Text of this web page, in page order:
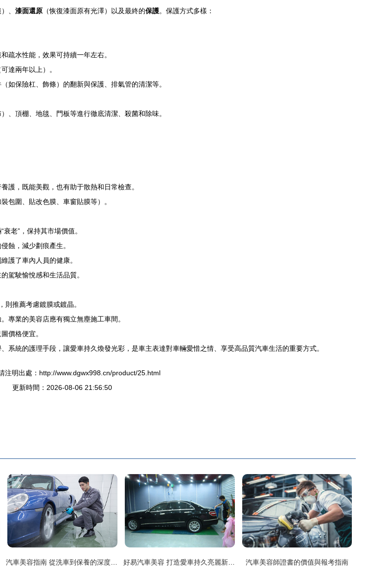
、 漆面還原 （恢復漆面原有光澤）以及最終的保護。保護方式多樣：
疏水性能，效果可持續一年左右。
達兩年以上）。
如保險杠、飾條）的翻新與保護、排氣管的清潔等。
、頂棚、地毯、門板等進行徹底清潔、殺菌和除味。
護，既能美觀，也有助于散熱和日常檢查。
包圍、貼改色膜、車窗貼膜等）。
老”，保持其市場價值。
蝕，減少劃痕產生。
護了車內人員的健康。
駕駛愉悅感和生活品質。
則推薦考慮鍍膜或鍍晶。
專業的美容店應有獨立無塵施工車間。
價格便宜。
統的護理手段，讓愛車持久煥發光彩，是車主表達對車輛愛惜之情、享受高品質汽車生活的重要方式。
注明出處：http://www.dgwx998.cn/product/25.html
更新時間：2026-08-06 21:56:50
汽車美容師證書的價值與報考指南